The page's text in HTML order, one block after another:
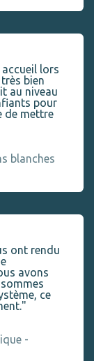
lors
bien
au niveau
pour
de mettre
blanches
ont rendu
avons
ce
-